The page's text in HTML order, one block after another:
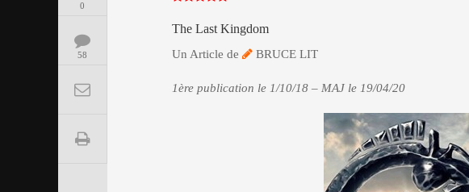
0
58
The Last Kingdom
Un Article de BRUCE LIT
1ère publication le 1/10/18 – MAJ le 19/04/20